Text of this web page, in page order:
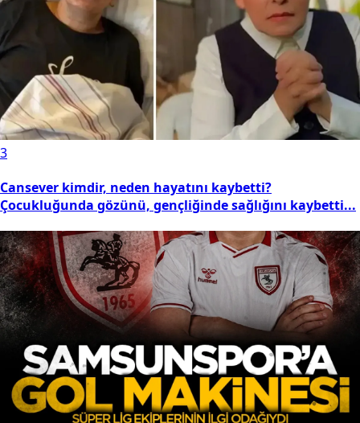
3
Cansever kimdir, neden hayatını kaybetti?
Çocukluğunda gözünü, gençliğinde sağlığını kaybetti...